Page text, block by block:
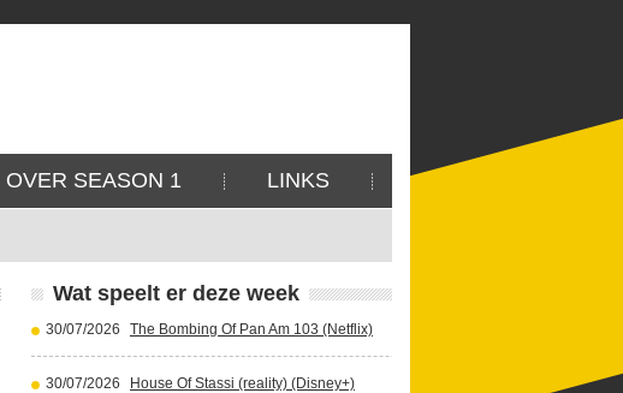
OVER SEASON 1 LINKS
Wat speelt er deze week
30/07/2026 The Bombing Of Pan Am 103 (Netflix)
30/07/2026 House Of Stassi (reality) (Disney+)